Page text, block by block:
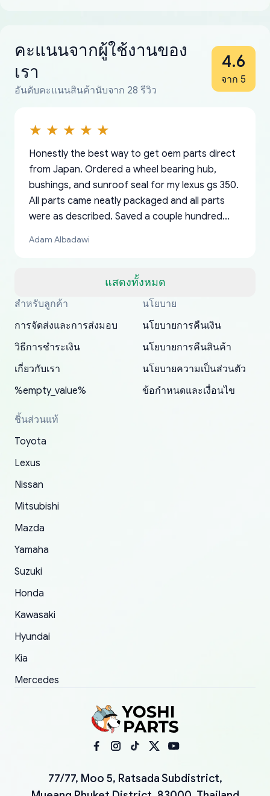
คะแนนจากผู้ใช้งานของ
เรา
อันดับคะแนนสินค้านับจาก 28 รีวิว
4.6
จาก 5
แสดงทั้งหมด
Honestly the best way to get oem parts direct
from Japan. Ordered a wheel bearing hub,
bushings, and sunroof seal for my lexus gs 350.
All parts came neatly packaged and all parts
were as described. Saved a couple hundred
a matter of days. Very professional company as
well, I forgot to add my apartment number in
my address and contacted them with the
correct information. They updated my address
promptly. Will 100% be returning to order parts
Adam Albadawi
Thank you, yoshiparts.com for the responsive
customer service and for being a reliable
have ordered from yoshi three times within
2022. The first two orders were received timely
and with no problems. The third order was not
received at all. According to yoshi's shipper, the
parcel was lost somewhere within the U.S.
replacement order was shipped and received.
The only reason for giving them 4 stars instead
order.
South Guam
OEM parts at prices that nobody else can beat.
Fast shipping to USA… I’m happy!
P. Ginez
Basically, this is my 6th time ordering parts for
my XRs (which is hard to find these days). Item
19 delays which is understandable, the package
is packed well! More so, I am genuinely happy
about the updates whether the item I added to
my cart is available or not. It's hassle free, I've
had troubles on my previous orders but they
and giving me updates.
All genuine oem parts all in perfect condition I
have told everyone about this site very reliable
appreciate everything.
Jay W
I am so shocked at good time, all just because
needed parts for making my cars more
mudguards,flares ) area insane good shape for
my VDJ79, thank you yoshi, for caring
packaging and also because i can look for all
parts needed for upgrading from LX to VX
toyota!.
YANAN RAMIREZ GONZALEZ
สำหรับลูกค้า
การจัดส่งและการส่งมอบ
วิธีการชำระเงิน
เกี่ยวกับเรา
%empty_value%
นโยบาย
นโยบายการคืนเงิน
นโยบายการคืนสินค้า
นโยบายความเป็นส่วนตัว
ข้อกำหนดและเงื่อนไข
ชิ้นส่วนแท้
Toyota
Lexus
Nissan
Mitsubishi
Mazda
Yamaha
Suzuki
Honda
Kawasaki
Hyundai
Kia
Mercedes
77/77, Moo 5, Ratsada Subdistrict,